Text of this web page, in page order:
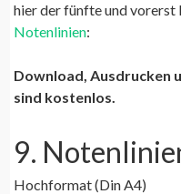
hier der fünfte und
Notenlinien:
Download, Ausdrucken
sind kostenlos.
9.
Hochformat (Din A4)